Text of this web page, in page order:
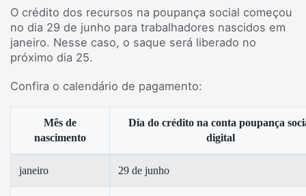
O crédito dos recursos na poupança social começou
no dia 29 de junho para trabalhadores nascidos em
janeiro. Nesse caso, o saque será liberado no
próximo dia 25.
Confira o calendário de pagamento:
Mês de
nascimento
Dia do crédito na conta poupança
digital
janeiro 29 de junho